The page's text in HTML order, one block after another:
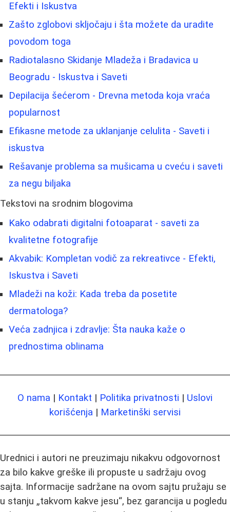
Efekti i Iskustva
Zašto zglobovi skljočaju i šta možete da uradite
povodom toga
Radiotalasno Skidanje Mladeža i Bradavica u
Beogradu - Iskustva i Saveti
Depilacija šećerom - Drevna metoda koja vraća
popularnost
Efikasne metode za uklanjanje celulita - Saveti i
iskustva
Rešavanje problema sa mušicama u cveću i saveti
za negu biljaka
Tekstovi na srodnim blogovima
Kako odabrati digitalni fotoaparat - saveti za
kvalitetne fotografije
Akvabik: Kompletan vodič za rekreativce - Efekti,
Iskustva i Saveti
Mladeži na koži: Kada treba da posetite
dermatologa?
Veća zadnjica i zdravlje: Šta nauka kaže o
prednostima oblinama
O nama | Kontakt | Politika privatnosti | Uslovi
korišćenja | Marketinški servisi
Urednici i autori ne preuzimaju nikakvu odgovornost
za bilo kakve greške ili propuste u sadržaju ovog
sajta. Informacije sadržane na ovom sajtu pružaju se
u stanju „takvom kakve jesu“, bez garancija u pogledu